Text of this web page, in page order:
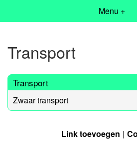
Menu +
Transport
Transport
Zwaar transport
Link toevoegen